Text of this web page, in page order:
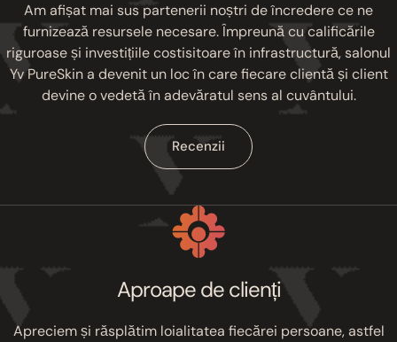
Am afișat mai sus partenerii noștri de încredere ce ne
furnizează resursele necesare. Împreună cu calificările
riguroase și investițiile costisitoare în infrastructură, salonul
Yv PureSkin a devenit un loc în care fiecare clientă și client
devine o vedetă în adevăratul sens al cuvântului.
Recenzii
Aproape de clienți
Apreciem și răsplătim loialitatea fiecărei persoane, astfel